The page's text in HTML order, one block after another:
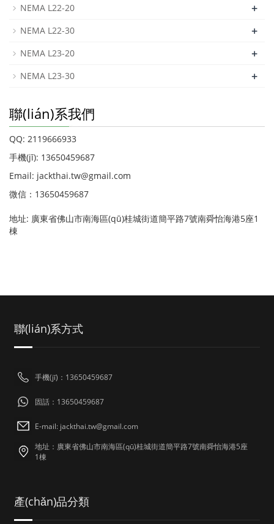
NEMA L22-20 +
NEMA L22-30 +
NEMA L23-20 +
NEMA L23-30 +
聯(lián)系我們
QQ: 2119666933
手機(jī): 13650459687
Email: jackthai.tw@gmail.com
微信：13650459687
地址: 廣東省佛山市南海區(qū)桂城街道簡平路7號南舜怡海港5座1
棟
聯(lián)系方式
手機(jī)：13650459687
固話：13650459687
E-mail: jackthai.tw@gmail.com
地址：廣東省佛山市南海區(qū)桂城街道簡平路7號南舜怡海港5座
1棟
產(chǎn)品分類